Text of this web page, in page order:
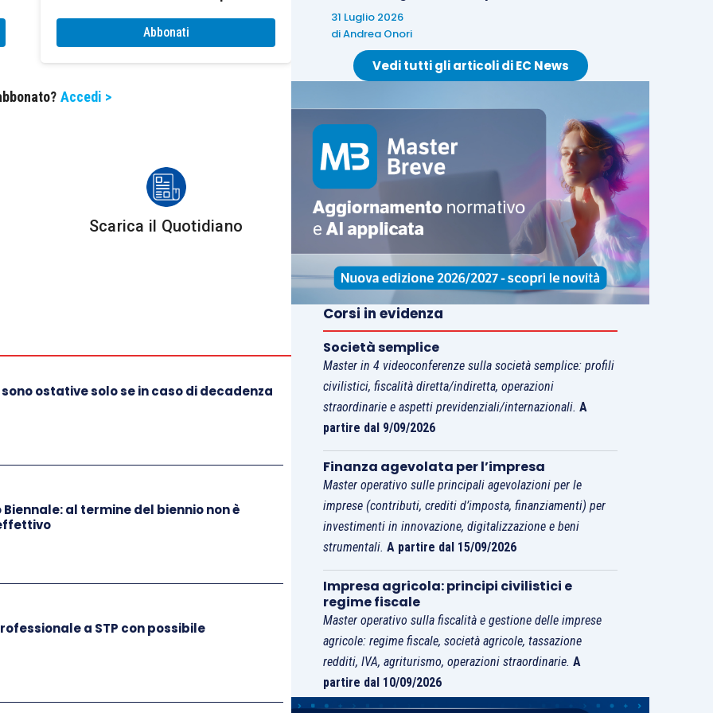
STUDI TRIBUTARI SU FISCOPRATICO…
Abbonati
Accedi >
Scarica il Quotidiano
ostative solo se in caso di decadenza
al termine del biennio non è
a STP con possibile
31 Luglio 2026
diAndrea Onori
Vedi tutti gli articoli di EC News
Corsi in evidenza
Società semplice
Master in 4 videoconferenze sulla società semplice: profili
civilistici, fiscalità diretta/indiretta, operazioni
straordinarie e aspetti previdenziali/internazionali.A
partire dal 9/09/2026
Finanza agevolata per l’impresa
Master operativo sulle principali agevolazioni per le
imprese (contributi, crediti d’imposta, finanziamenti) per
investimenti in innovazione, digitalizzazione e beni
strumentali. A partire dal 15/09/2026
Impresa agricola: principi civilistici e
regime fiscale
Master operativo sulla fiscalità e gestione delle imprese
agricole: regime fiscale, società agricole, tassazione
redditi, IVA, agriturismo, operazioni straordinarie.A
partire dal 10/09/2026